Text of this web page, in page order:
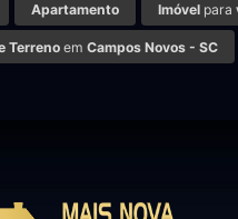
Apartamento Imóvel para
Terrenoem Campos Novos - SC